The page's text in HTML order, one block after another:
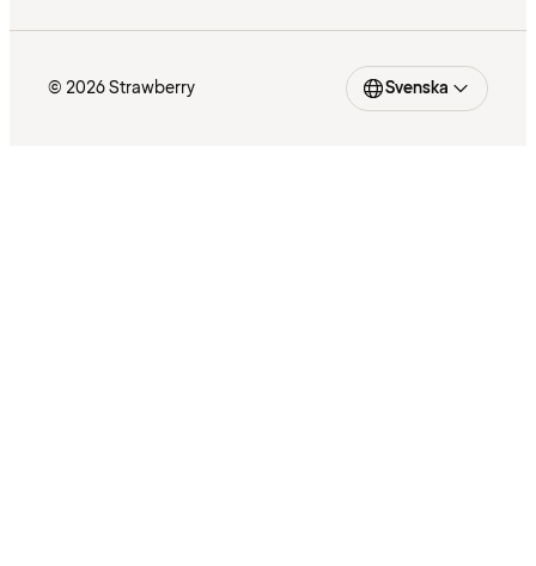
© 2026 Strawberry Svenska